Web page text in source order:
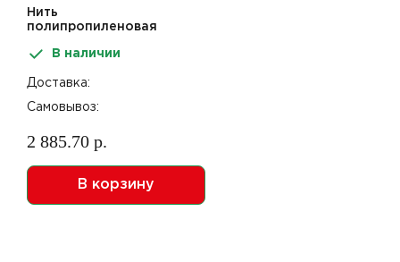
Нить
полипропиленовая
1000текс
В наличии
Доставка:
Самовывоз:
2 885.70 р.
В корзину